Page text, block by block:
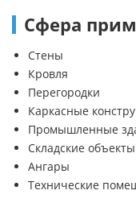
Сфера
Стены
Кровля
Перегородки
Каркасные
Промышленные
Складские объекты
Ангары
Технические